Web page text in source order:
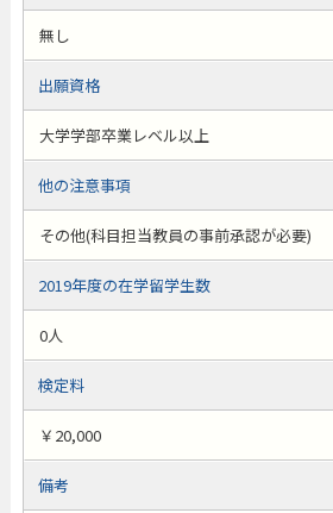
無し
出願資格
大学学部卒業レベル以上
他の注意事項
その他(科目担当教員の事前承認が必要)
2019年度の在学留学生数
0人
検定料
￥20,000
備考